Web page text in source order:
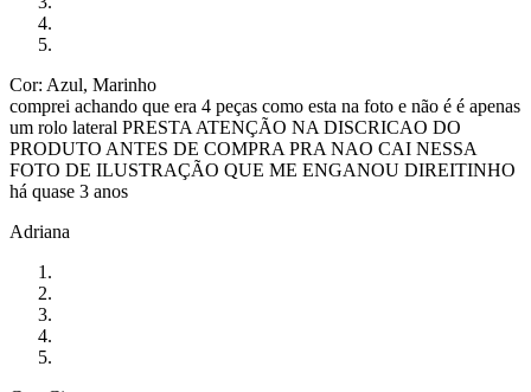
Cor: Azul, Marinho
comprei achando que era 4 peças como esta na foto e não é é apenas
um rolo lateral PRESTA ATENÇÃO NA DISCRICAO DO
PRODUTO ANTES DE COMPRA PRA NAO CAI NESSA
FOTO DE ILUSTRAÇÃO QUE ME ENGANOU DIREITINHO
há quase 3 anos
Adriana